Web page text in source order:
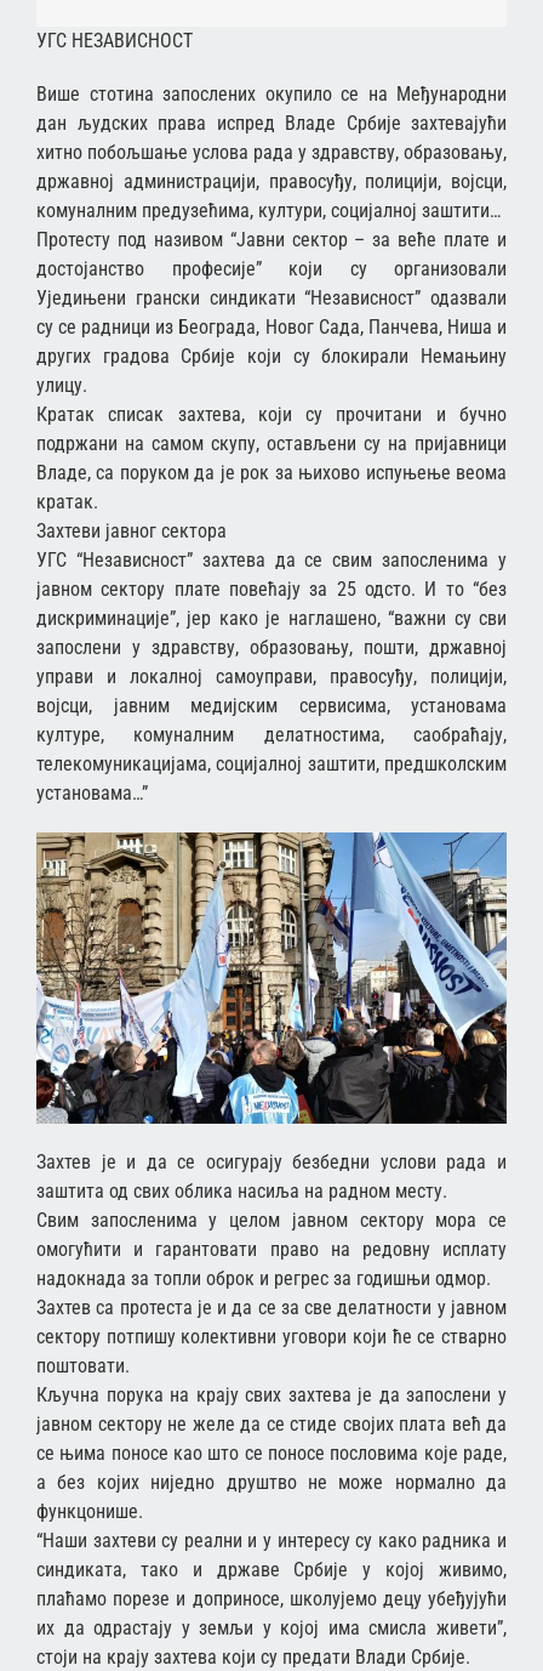
УГС НЕЗАВИСНОСТ
Више стотина запослених окупило се на Међународни
дан људских права испред Владе Србије захтевајући
хитно побољшање услова рада у здравству, образовању,
државној администрацији, правосуђу, полицији, војсци,
комуналним предузећима, култури, социјалној заштити…
Протесту под називом “Јавни сектор – за веће плате и
достојанство професије” који су организовали
Уједињени грански синдикати “Независност” одазвали
су се радници из Београда, Новог Сада, Панчева, Ниша и
других градова Србије који су блокирали Немањину
улицу.
Кратак списак захтева, који су прочитани и бучно
подржани на самом скупу, остављени су на пријавници
Владе, са поруком да је рок за њихово испуњење веома
кратак.
Захтеви јавног сектора
УГС “Независност” захтева да се свим запосленима у
јавном сектору плате повећају за 25 одсто. И то “без
дискриминације”, јер како је наглашено, “важни су сви
запослени у здравству, образовању, пошти, државној
управи и локалној самоуправи, правосуђу, полицији,
војсци, јавним медијским сервисима, установама
културе, комуналним делатностима, саобраћају,
телекомуникацијама, социјалној заштити, предшколским
установама…”
Захтев је и да се осигурају безбедни услови рада и
заштита од свих облика насиља на радном месту.
Свим запосленима у целом јавном сектору мора се
омогућити и гарантовати право на редовну исплату
надокнада за топли оброк и регрес за годишњи одмор.
Захтев са протеста је и да се за све делатности у јавном
сектору потпишу колективни уговори који ће се стварно
поштовати.
Кључна порука на крају свих захтева је да запослени у
јавном сектору не желе да се стиде својих плата већ да
се њима поносе као што се поносе пословима које раде,
а без којих ниједно друштво не може нормално да
функцонише.
“Наши захтеви су реални и у интересу су како радника и
синдиката, тако и државе Србије у којој живимо,
плаћамо порезе и доприносе, школујемо децу убеђујући
их да одрастају у земљи у којој има смисла живети”,
стоји на крају захтева који су предати Влади Србије.